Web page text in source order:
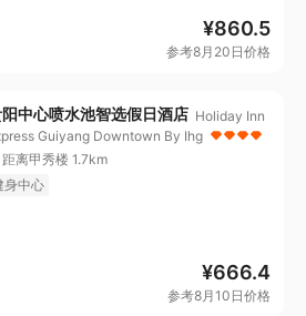
¥860.5
参考8月20日价格
中心喷水池智选假日酒店 Holiday Inn
Guiyang Downtown By Ihg
距离甲秀楼 1.7km
身中心
¥666.4
参考8月10日价格